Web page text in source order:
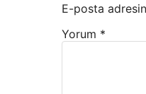
E-posta
Yorum *